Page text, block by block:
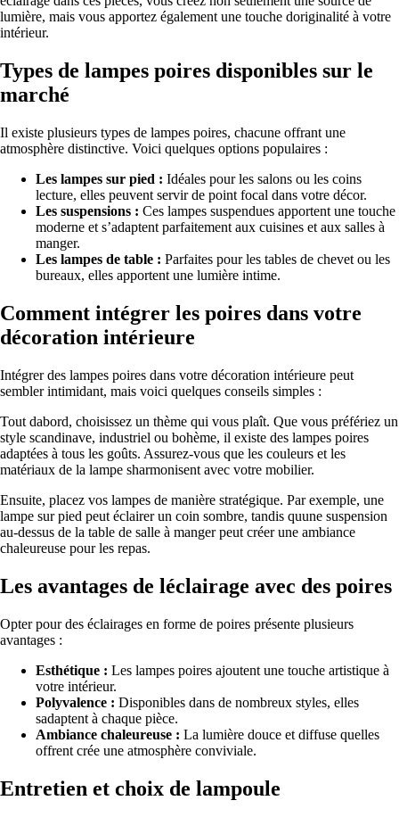
lumière, mais vous apportez également une touche doriginalité à votre
intérieur.
Types de lampes poires disponibles sur le
marché
Il existe plusieurs types de lampes poires, chacune offrant une
atmosphère distinctive. Voici quelques options populaires :
Les lampes sur pied : Idéales pour les salons ou les coins
lecture, elles peuvent servir de point focal dans votre décor.
Les suspensions : Ces lampes suspendues apportent une touche
moderne et s’adaptent parfaitement aux cuisines et aux salles à
manger.
Les lampes de table : Parfaites pour les tables de chevet ou les
bureaux, elles apportent une lumière intime.
Comment intégrer les poires dans votre
décoration intérieure
Intégrer des lampes poires dans votre décoration intérieure peut
sembler intimidant, mais voici quelques conseils simples :
Tout dabord, choisissez un thème qui vous plaît. Que vous préfériez un
style scandinave, industriel ou bohème, il existe des lampes poires
adaptées à tous les goûts. Assurez-vous que les couleurs et les
matériaux de la lampe sharmonisent avec votre mobilier.
Ensuite, placez vos lampes de manière stratégique. Par exemple, une
lampe sur pied peut éclairer un coin sombre, tandis quune suspension
au-dessus de la table de salle à manger peut créer une ambiance
chaleureuse pour les repas.
Les avantages de léclairage avec des poires
Opter pour des éclairages en forme de poires présente plusieurs
avantages :
Esthétique : Les lampes poires ajoutent une touche artistique à
votre intérieur.
Polyvalence : Disponibles dans de nombreux styles, elles
sadaptent à chaque pièce.
Ambiance chaleureuse : La lumière douce et diffuse quelles
offrent crée une atmosphère conviviale.
Entretien et choix de lampoule